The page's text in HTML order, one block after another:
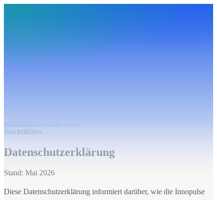
Rechtliches
Datenschutzerklärung
Stand: Mai 2026
Diese Datenschutzerklärung informiert darüber, wie die Innopulse